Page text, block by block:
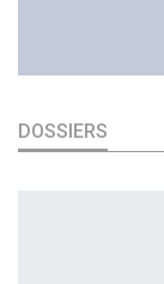
DOSSIERS